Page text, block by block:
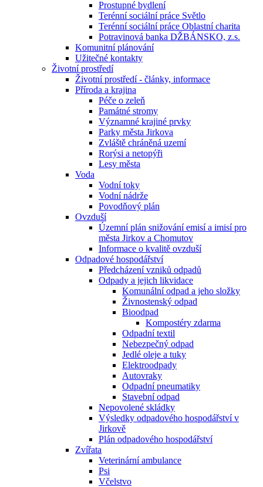
Prostupné bydlení
Terénní sociální práce Světlo
Terénní sociální práce Oblastní charita
Potravinová banka DŽBÁNSKO, z.s.
Komunitní plánování
Užitečné kontakty
Životní prostředí
Životní prostředí - články, informace
Příroda a krajina
Péče o zeleň
Památné stromy
Významné krajiné prvky
Parky města Jirkova
Zvláště chráněná uzemí
Rorýsi a netopýři
Lesy města
Voda
Vodní toky
Vodní nádrže
Povodňový plán
Ovzduší
Územní plán snižování emisí a imisí pro
města Jirkov a Chomutov
Informace o kvalitě ovzduší
Odpadové hospodářství
Předcházení vzniků odpadů
Odpady a jejich likvidace
Komunální odpad a jeho složky
Živnostenský odpad
Bioodpad
Kompostéry zdarma
Odpadní textil
Nebezpečný odpad
Jedlé oleje a tuky
Elektroodpady
Autovraky
Odpadní pneumatiky
Stavební odpad
Nepovolené skládky
Výsledky odpadového hospodářství v
Jirkově
Plán odpadového hospodářství
Zvířata
Veterinární ambulance
Psi
Včelstvo